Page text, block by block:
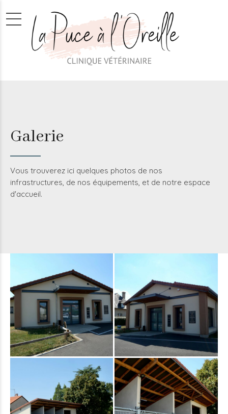
Galerie
Vous trouverez ici quelques photos de nos
infrastructures, de nos équipements, et de notre espace
d'accueil.